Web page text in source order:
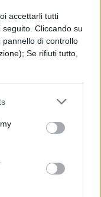
accettarli tutti
Cliccando su
pannello di controllo
Se rifiuti tutto,
anni dal 1°